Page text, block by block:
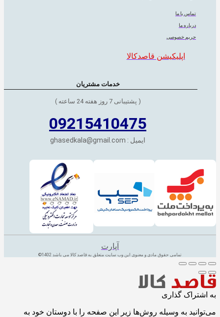
تماس با ما
درباره ما
حریم خصوصی
اپلیکیشن قاصدکالا
خدمات مشتریان
( پشتیبانی 7 روز هفته 24 ساعته )
09215410475
ایمیل : ghasedkala@gmail.com
آپارت
تمامی حقوق مادی و معنوی این وب سایت متعلق به قاصد کالا می باشد 1402©
به اشتراک گذاری
می‌توانید به وسیله روش‌ها زیر این صفحه را با دوستان خود به